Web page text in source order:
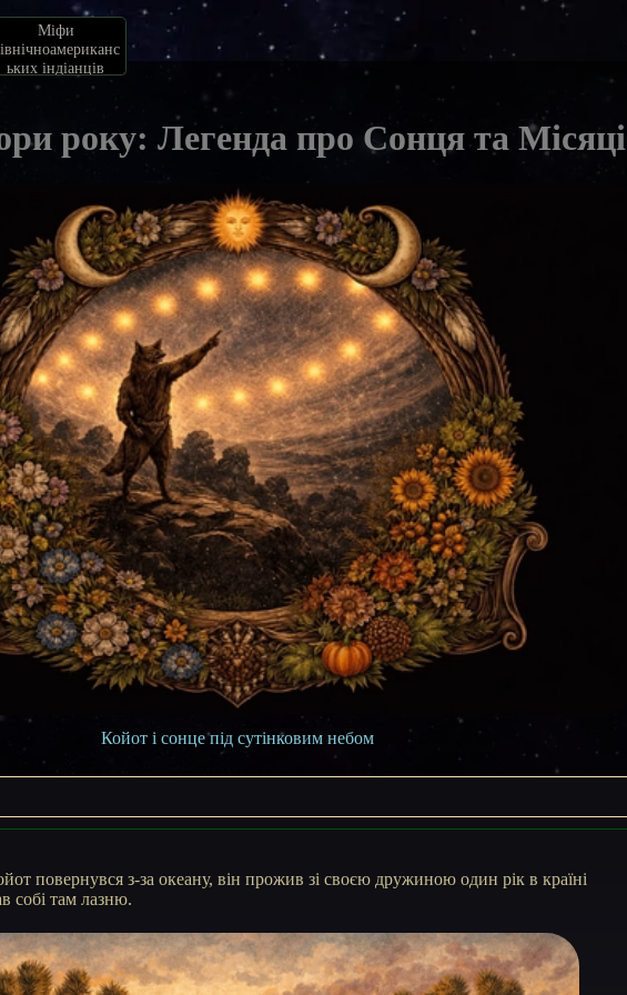
Міфи
ьких індіанців
року: Легенда про Сонця та Місяці
Койот і сонце під сутінковим небом
повернувся з-за океану, він прожив зі своєю дружиною один рік в країні
собі там лазню.